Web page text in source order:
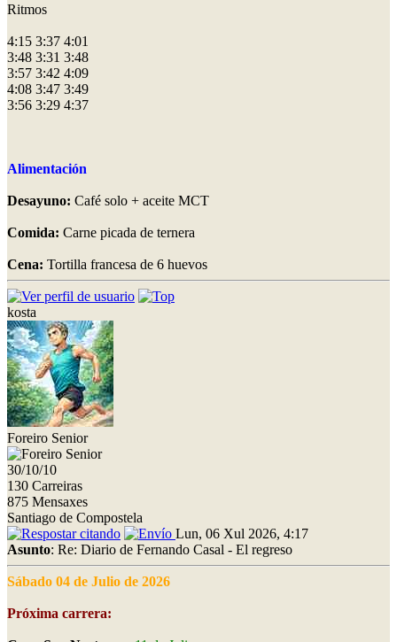
Ritmos
4:15 3:37 4:01
3:48 3:31 3:48
3:57 3:42 4:09
4:08 3:47 3:49
3:56 3:29 4:37
Alimentación
Desayuno: Café solo + aceite MCT
Comida: Carne picada de ternera
Cena: Tortilla francesa de 6 huevos
kosta
Foreiro Senior
30/10/10
130 Carreiras
875 Mensaxes
Santiago de Compostela
Lun, 06 Xul 2026, 4:17
Asunto: Re: Diario de Fernando Casal - El regreso
Sábado 04 de Julio de 2026
Próxima carrera: